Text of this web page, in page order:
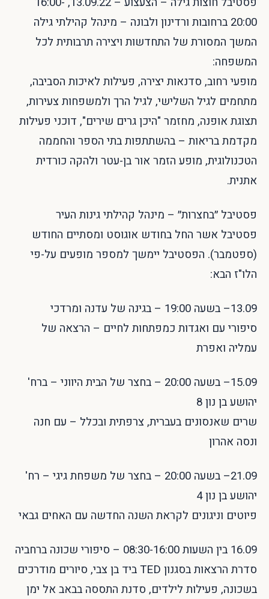
20:00 ברחובות ורדינון ולבונה – מינהל קהילתי גילה
המשך המסורת של התחדשות ויצירה תרבותית לכל
המשפחה:
מופעי רחוב, סדנאות יצירה, פעילות לאיכות הסביבה,
מתחמים לגיל השלישי, לגיל הרך ולמשפחות צעירות,
תצוגת אופנה, מחזמר "היכן גרים שירים", דוכני פעילות
מקדמת בריאות – בהשתתפות בתי הספר והחממה
הטכנולוגית, מופע הזמר אור בן-עטר ולהקה כורדית
אתנית.
פסטיבל ״בחצרות״ – מינהל קהילתי גינות העיר
פסטיבל אשר החל בחודש אוגוסט ומסתיים החודש
(ספטמבר). הפסטיבל יימשך למספר מופעים על-פי
הלו"ז הבא:
13.09– בשעה 19:00 – בגינה של עדנה ומרדכי
סיפורי עם ואגדות כמפתחות לחיים – הרצאה של
עמליה ואפרת
15.09– בשעה 20:00 – בחצר של הבית היווני – ברח'
יהושע בן נון 8
שרים שאנסונים בעברית, צרפתית ובכלל – עם חנה
ונסה אהרון
21.09– בשעה 20:00 – בחצר של משפחת גיגי – רח'
יהושע בן נון 4
פיוטים וניגונים לקראת השנה החדשה עם האחים גבאי
16.09 בין השעות 08:30-16:00 – סיפורי שכונה ברחביה
סדרת הרצאות בסגנון TED ביד בן צבי, סיורים מודרכים
בשכונה, פעילות לילדים, סדנת התססה בבאב אל ימן